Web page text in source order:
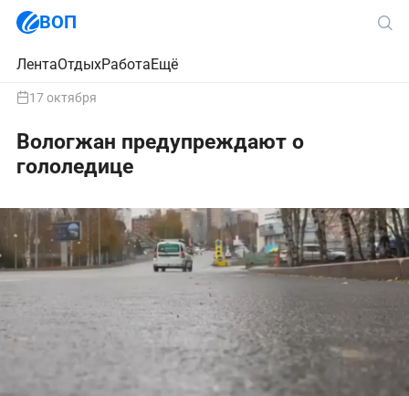
ВОП
ЛентаОтдыхРаботаЕщё
17 октября
Вологжан предупреждают о
гололедице